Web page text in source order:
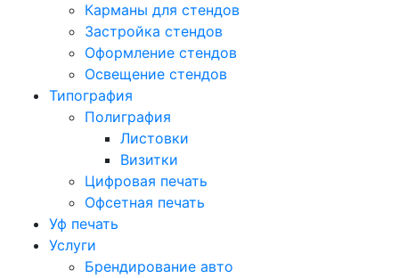
Карманы для стендов
Застройка стендов
Оформление стендов
Освещение стендов
Типография
Полиграфия
Листовки
Визитки
Цифровая печать
Офсетная печать
Уф печать
Услуги
Брендирование авто